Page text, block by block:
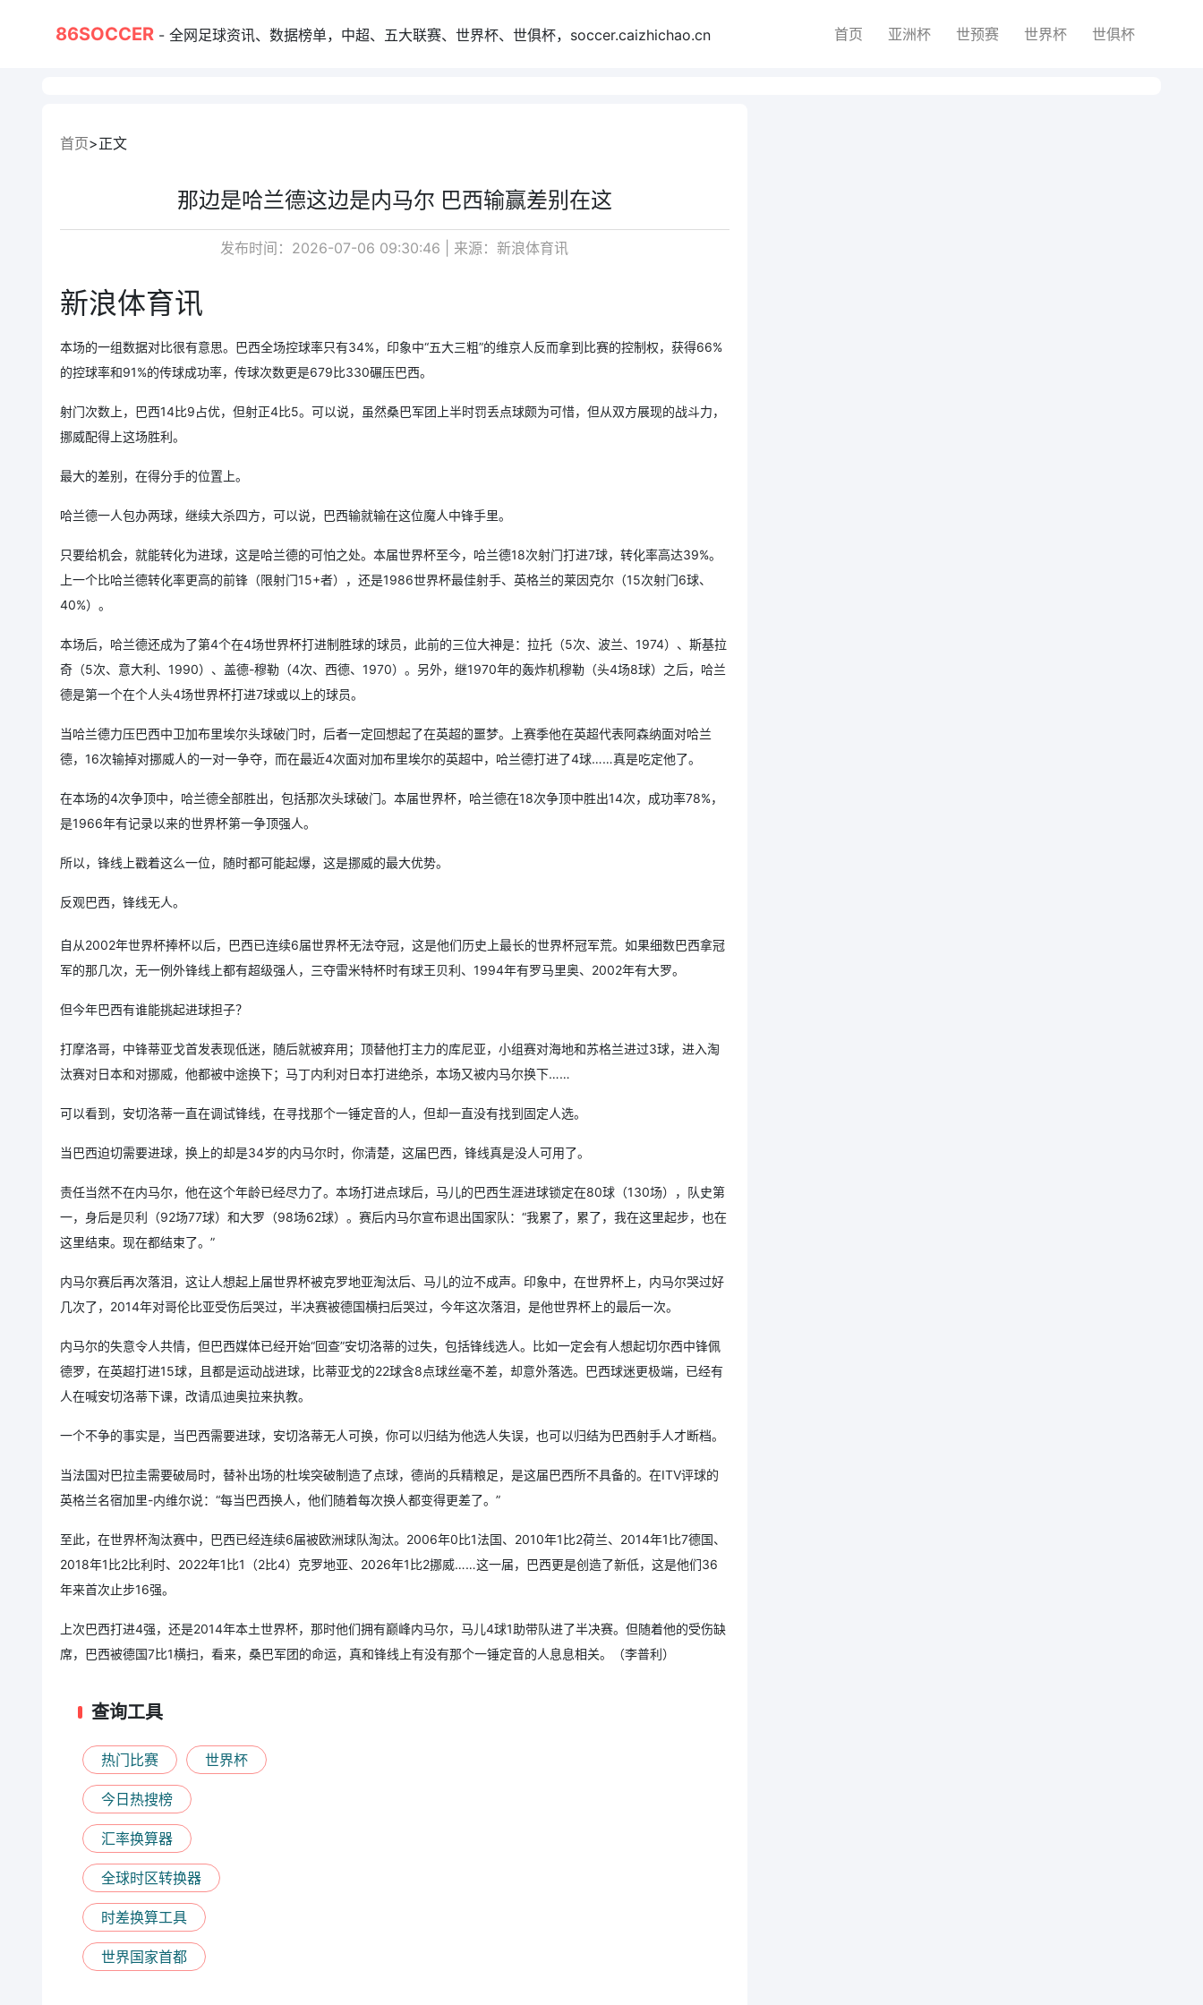
86SOCCER - 全网足球资讯、数据榜单，中超、五大联赛、世界杯、世俱杯，soccer.caizhichao.cn 首页 亚洲杯 世预赛 世界杯 世俱杯
首页 正文
那边是哈兰德这边是内马尔 巴西输赢差别在这
发布时间：2026-07-06 09:30:46 | 来源：新浪体育讯
新浪体育讯
本场的一组数据对比很有意思。巴西全场控球率只有34%，印象中“五大三粗”的维京人反而拿到比赛的控制权，获得66%
的控球率和91%的传球成功率，传球次数更是679比330碾压巴西。
射门次数上，巴西14比9占优，但射正4比5。可以说，虽然桑巴军团上半时罚丢点球颇为可惜，但从双方展现的战斗力，
挪威配得上这场胜利。
最大的差别，在得分手的位置上。
哈兰德一人包办两球，继续大杀四方，可以说，巴西输就输在这位魔人中锋手里。
只要给机会，就能转化为进球，这是哈兰德的可怕之处。本届世界杯至今，哈兰德18次射门打进7球，转化率高达39%。
上一个比哈兰德转化率更高的前锋（限射门15+者），还是1986世界杯最佳射手、英格兰的莱因克尔（15次射门6球、
40%）。
本场后，哈兰德还成为了第4个在4场世界杯打进制胜球的球员，此前的三位大神是：拉托（5次、波兰、1974）、斯基拉
奇（5次、意大利、1990）、盖德-穆勒（4次、西德、1970）。另外，继1970年的轰炸机穆勒（头4场8球）之后，哈兰
德是第一个在个人头4场世界杯打进7球或以上的球员。
当哈兰德力压巴西中卫加布里埃尔头球破门时，后者一定回想起了在英超的噩梦。上赛季他在英超代表阿森纳面对哈兰
德，16次输掉对挪威人的一对一争夺，而在最近4次面对加布里埃尔的英超中，哈兰德打进了4球……真是吃定他了。
在本场的4次争顶中，哈兰德全部胜出，包括那次头球破门。本届世界杯，哈兰德在18次争顶中胜出14次，成功率78%，
是1966年有记录以来的世界杯第一争顶强人。
所以，锋线上戳着这么一位，随时都可能起爆，这是挪威的最大优势。
反观巴西，锋线无人。
自从2002年世界杯捧杯以后，巴西已连续6届世界杯无法夺冠，这是他们历史上最长的世界杯冠军荒。如果细数巴西拿冠
军的那几次，无一例外锋线上都有超级强人，三夺雷米特杯时有球王贝利、1994年有罗马里奥、2002年有大罗。
但今年巴西有谁能挑起进球担子？
打摩洛哥，中锋蒂亚戈首发表现低迷，随后就被弃用；顶替他打主力的库尼亚，小组赛对海地和苏格兰进过3球，进入淘
汰赛对日本和对挪威，他都被中途换下；马丁内利对日本打进绝杀，本场又被内马尔换下……
可以看到，安切洛蒂一直在调试锋线，在寻找那个一锤定音的人，但却一直没有找到固定人选。
当巴西迫切需要进球，换上的却是34岁的内马尔时，你清楚，这届巴西，锋线真是没人可用了。
责任当然不在内马尔，他在这个年龄已经尽力了。本场打进点球后，马儿的巴西生涯进球锁定在80球（130场），队史第
一，身后是贝利（92场77球）和大罗（98场62球）。赛后内马尔宣布退出国家队：“我累了，累了，我在这里起步，也在
这里结束。现在都结束了。”
内马尔赛后再次落泪，这让人想起上届世界杯被克罗地亚淘汰后、马儿的泣不成声。印象中，在世界杯上，内马尔哭过好
几次了，2014年对哥伦比亚受伤后哭过，半决赛被德国横扫后哭过，今年这次落泪，是他世界杯上的最后一次。
内马尔的失意令人共情，但巴西媒体已经开始“回查”安切洛蒂的过失，包括锋线选人。比如一定会有人想起切尔西中锋佩
德罗，在英超打进15球，且都是运动战进球，比蒂亚戈的22球含8点球丝毫不差，却意外落选。巴西球迷更极端，已经有
人在喊安切洛蒂下课，改请瓜迪奥拉来执教。
一个不争的事实是，当巴西需要进球，安切洛蒂无人可换，你可以归结为他选人失误，也可以归结为巴西射手人才断档。
当法国对巴拉圭需要破局时，替补出场的杜埃突破制造了点球，德尚的兵精粮足，是这届巴西所不具备的。在ITV评球的
英格兰名宿加里-内维尔说：“每当巴西换人，他们随着每次换人都变得更差了。”
至此，在世界杯淘汰赛中，巴西已经连续6届被欧洲球队淘汰。2006年0比1法国、2010年1比2荷兰、2014年1比7德国、
2018年1比2比利时、2022年1比1（2比4）克罗地亚、2026年1比2挪威……这一届，巴西更是创造了新低，这是他们36
年来首次止步16强。
上次巴西打进4强，还是2014年本土世界杯，那时他们拥有巅峰内马尔，马儿4球1助带队进了半决赛。但随着他的受伤缺
席，巴西被德国7比1横扫，看来，桑巴军团的命运，真和锋线上有没有那个一锤定音的人息息相关。（李普利）
查询工具
热门比赛 世界杯
今日热搜榜
汇率换算器
全球时区转换器
时差换算工具
世界国家首都